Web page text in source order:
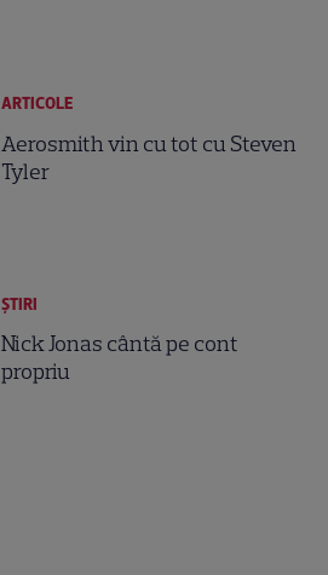
ARTICOLE
Aerosmith vin cu tot cu Steven
Tyler
ȘTIRI
Nick Jonas cântă pe cont
propriu